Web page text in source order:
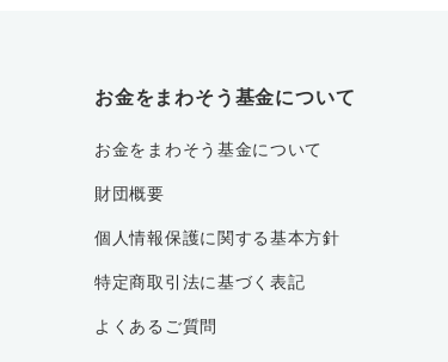
お金をまわそう基金について
お金をまわそう基金について
財団概要
個人情報保護に関する基本方針
特定商取引法に基づく表記
よくあるご質問